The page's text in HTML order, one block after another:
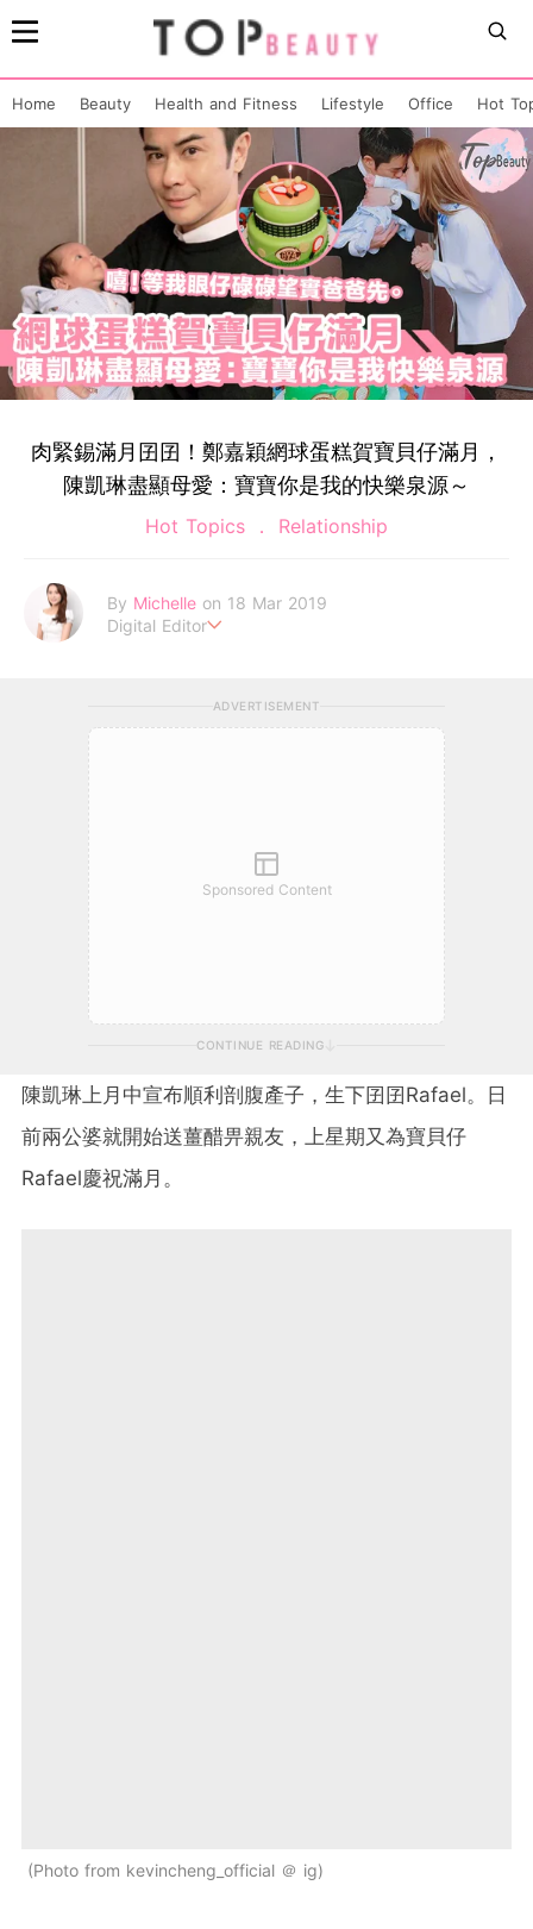
Home Beauty Health and Fitness Lifestyle Office Hot
肉緊錫滿月囝囝！鄭嘉穎網球蛋糕賀寶貝仔滿月，
陳凱琳盡顯母愛：寶寶你是我的快樂泉源～
Hot Topics Relationship
By Michelle on 18 Mar 2019
Digital Editor
ADVERTISEMENT
Sponsored Content
CONTINUE READING
陳凱琳上月中宣布順利剖腹產子，生下囝囝Rafael。日
前兩公婆就開始送薑醋畀親友，上星期又為寶貝仔
Rafael慶祝滿月。
Photo from kevincheng_official ＠ ig